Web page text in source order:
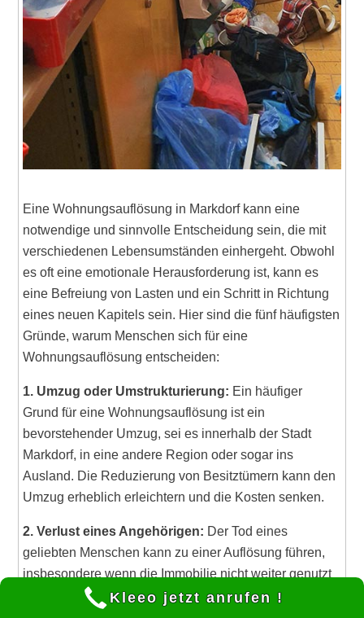
Eine Wohnungsauflösung in Markdorf kann eine
notwendige und sinnvolle Entscheidung sein, die mit
verschiedenen Lebensumständen einhergeht. Obwohl
es oft eine emotionale Herausforderung ist, kann es
eine Befreiung von Lasten und ein Schritt in Richtung
eines neuen Kapitels sein. Hier sind die fünf häufigsten
Gründe, warum Menschen sich für eine
Wohnungsauflösung entscheiden:
1. Umzug oder Umstrukturierung: Ein häufiger
Grund für eine Wohnungsauflösung ist ein
bevorstehender Umzug, sei es innerhalb der Stadt
Markdorf, in eine andere Region oder sogar ins
Ausland. Die Reduzierung von Besitztümern kann den
Umzug erheblich erleichtern und die Kosten senken.
2. Verlust eines Angehörigen: Der Tod eines
geliebten Menschen kann zu einer Auflösung führen,
insbesondere wenn die Immobilie nicht weiter genutzt
werden soll oder der Verstorbene keine klaren
Kleeo jetzt anrufen !